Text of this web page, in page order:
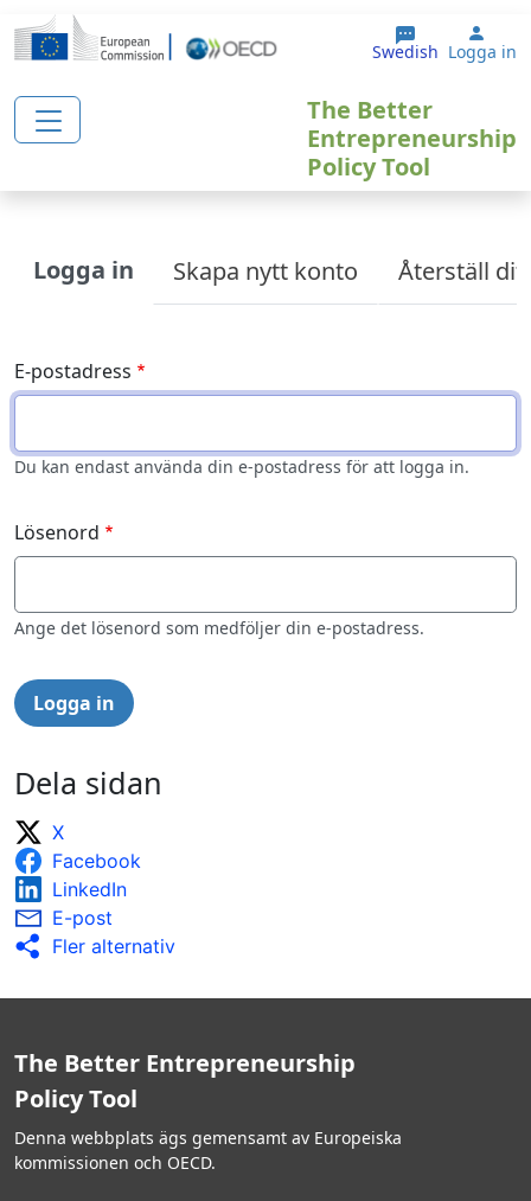
Hoppa till huvudinnehåll
Swedish User
Logga in
The Better
Entrepreneurship
Policy Tool
Primary tabs
Logga in Skapa nytt konto Återställ
E-postadress
Du kan endast använda din e-postadress för att logga in.
Lösenord
Ange det lösenord som medföljer din e-postadress.
Dela sidan
X
Facebook
LinkedIn
E-post
Fler alternativ
The Better Entrepreneurship
Policy Tool
Denna webbplats ägs gemensamt av Europeiska
kommissionen och OECD.